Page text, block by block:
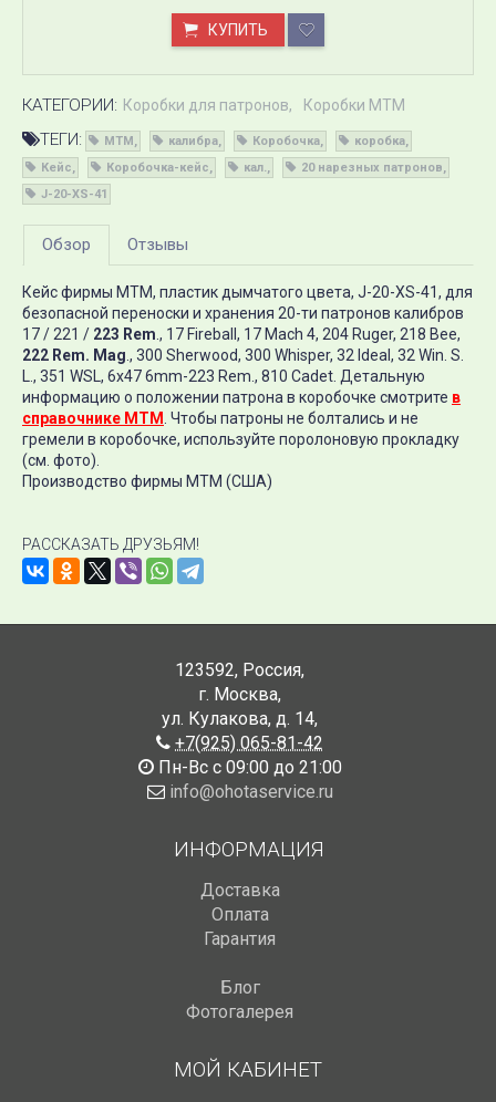
КУПИТЬ
КАТЕГОРИИ: Коробки для патронов Коробки MTM
ТЕГИ: MTM калибра Коробочка
коробка
Кейс
Коробочка-кейс кал.
20 нарезных патронов
J-20-XS-41
Обзор Отзывы
Кейс фирмы MTM, пластик дымчатого цвета, J-20-XS-41, для
безопасной переноски и хранения 20-ти патронов калибров
17 / 221 / 223 Rem., 17 Fireball, 17 Mach 4, 204 Ruger, 218 Bee,
222 Rem. Mag., 300 Sherwood, 300 Whisper, 32 Ideal, 32 Win. S.
L., 351 WSL, 6x47 6mm-223 Rem., 810 Cadet. Детальную
информацию о положении патрона в коробочке смотрите в
справочнике MTM . Чтобы патроны не болтались и не
гремели в коробочке, используйте поролоновую прокладку
(см. фото).
Производство фирмы МТМ (США)
РАССКАЗАТЬ ДРУЗЬЯМ!
123592, Россия,
г. Москва,
ул. Кулакова, д. 14,
+7(925) 065-81-42
Пн-Вс с 09:00 до 21:00
info@ohotaservice.ru
ИНФОРМАЦИЯ
Доставка
Оплата
Гарантия
Блог
Фотогалерея
МОЙ КАБИНЕТ